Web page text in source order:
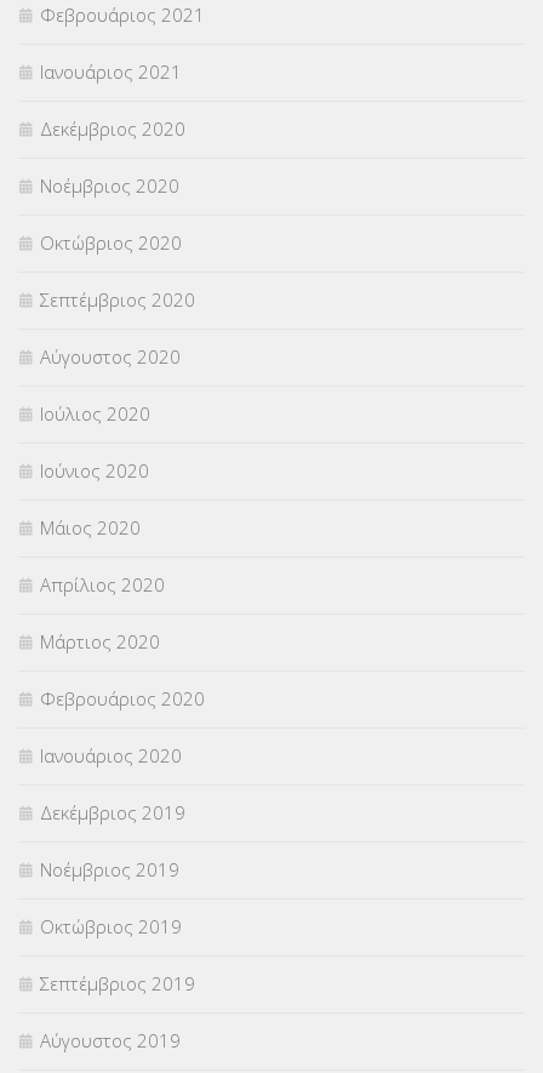
Φεβρουάριος 2021
Ιανουάριος 2021
Δεκέμβριος 2020
Νοέμβριος 2020
Οκτώβριος 2020
Σεπτέμβριος 2020
Αύγουστος 2020
Ιούλιος 2020
Ιούνιος 2020
Μάιος 2020
Απρίλιος 2020
Μάρτιος 2020
Φεβρουάριος 2020
Ιανουάριος 2020
Δεκέμβριος 2019
Νοέμβριος 2019
Οκτώβριος 2019
Σεπτέμβριος 2019
Αύγουστος 2019